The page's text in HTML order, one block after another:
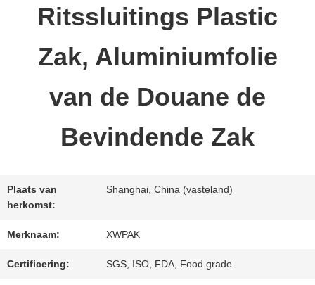
KWALITEITSCONTROLE
CONTACTEER
VERZOEK
CITAAT
SITEMAP
Ritssluitings Plastic
Zak, Aluminiumfolie
van de Douane de
Bevindende Zak
Plaats van
herkomst:
Shanghai, China (vasteland)
Merknaam: XWPAK
Certificering: SGS, ISO, FDA, Food grade